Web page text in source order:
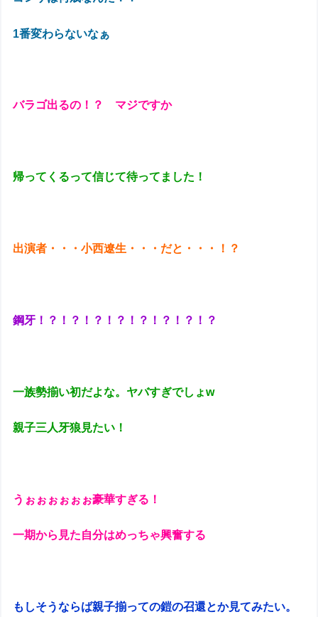
1番変わらないなぁ
バラゴ出るの！？ マジですか
帰ってくるって信じて待ってました！
出演者・・・小西遼生・・・だと・・・！？
鋼牙！？！？！？！？！？！？！？！？
一族勢揃い初だよな。ヤバすぎでしょw
親子三人牙狼見たい！
うぉぉぉぉぉぉ豪華すぎる！
一期から見た自分はめっちゃ興奮する
もしそうならば親子揃っての鎧の召還とか見てみたい。